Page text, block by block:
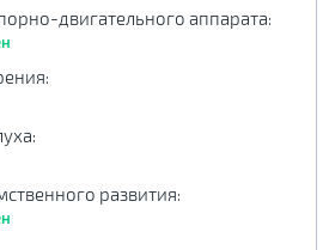
двигательного аппарата:
:
:
развития: